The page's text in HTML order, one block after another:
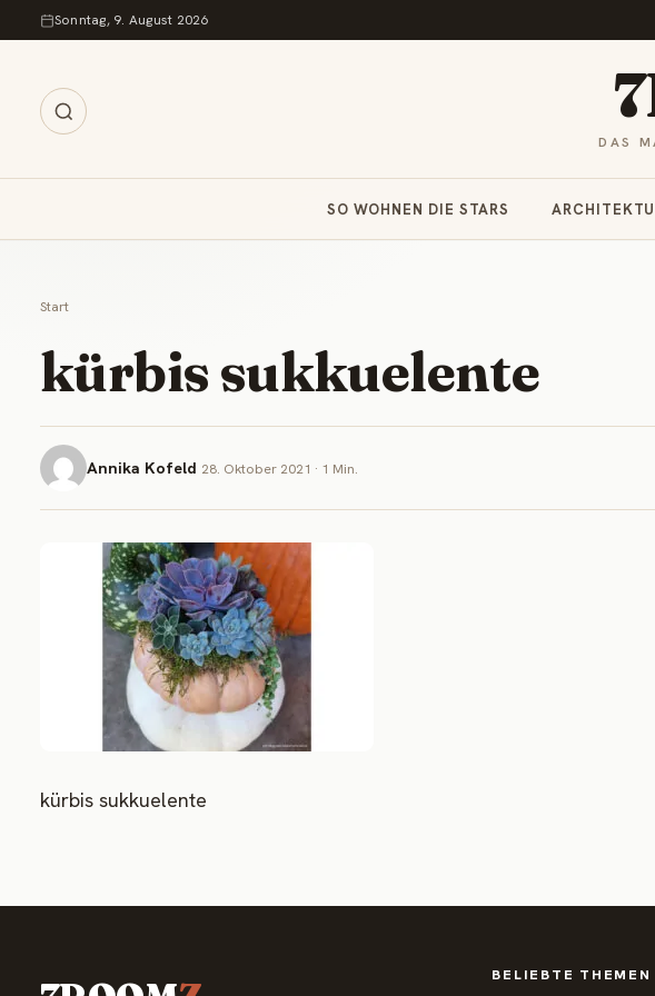
Zum Inhalt springen
Sonntag, 9. August 2026
DAS
SO WOHNEN DIE STARS
Start
kürbis sukkuelente
Annika Kofeld 28. Oktober 2021 · 1 Min.
kürbis sukkuelente
BELIEBTE THEMEN